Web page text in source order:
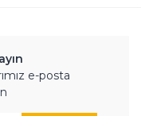
e-posta